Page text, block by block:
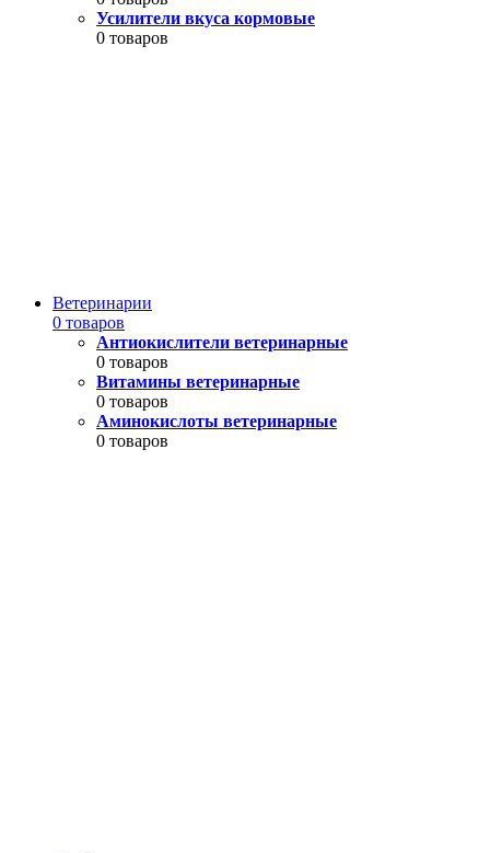
Усилители вкуса кормовые
0 товаров
Ветеринарии
0 товаров
Антиокислители ветеринарные
0 товаров
Витамины ветеринарные
0 товаров
Аминокислоты ветеринарные
0 товаров